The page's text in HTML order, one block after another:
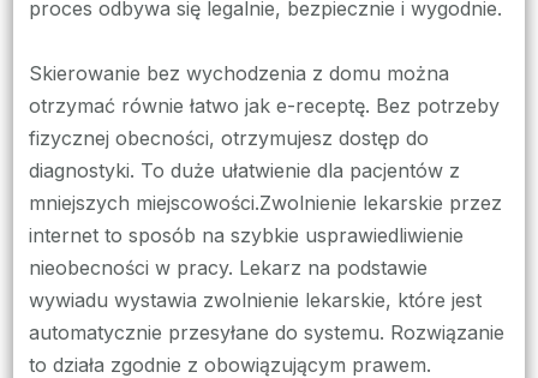
proces odbywa się legalnie, bezpiecznie i wygodnie.
Skierowanie bez wychodzenia z domu można
otrzymać równie łatwo jak e-receptę. Bez potrzeby
fizycznej obecności, otrzymujesz dostęp do
diagnostyki. To duże ułatwienie dla pacjentów z
mniejszych miejscowości.Zwolnienie lekarskie przez
internet to sposób na szybkie usprawiedliwienie
nieobecności w pracy. Lekarz na podstawie
wywiadu wystawia zwolnienie lekarskie, które jest
automatycznie przesyłane do systemu. Rozwiązanie
to działa zgodnie z obowiązującym prawem.